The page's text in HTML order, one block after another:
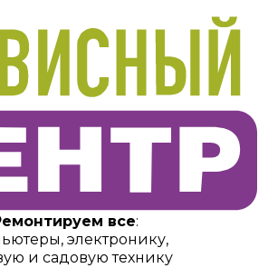
все:
электронику,
и садовую технику